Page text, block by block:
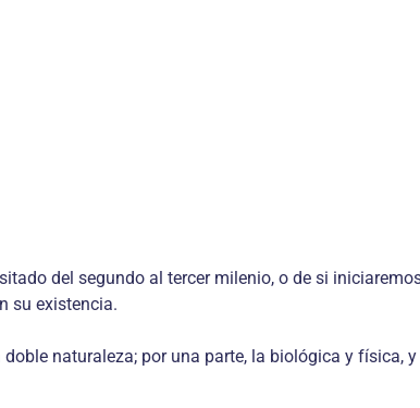
del segundo al tercer milenio, o de si
su existencia.
naturaleza; por una parte, la biológica y física,